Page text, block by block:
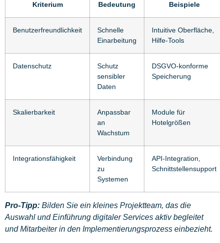
Kriterium Bedeutung Beispiele
Benutzerfreundlichkeit
Schnelle
Einarbeitung
Intuitive Oberfläche,
Hilfe-Tools
Datenschutz
Schutz
sensibler
Daten
DSGVO-konforme
Speicherung
Skalierbarkeit
Anpassbar
an
Wachstum
Module für
Hotelgrößen
Integrationsfähigkeit
Verbindung
zu
Systemen
API-Integration,
Schnittstellensupport
Pro-Tipp: Bilden Sie ein kleines Projektteam, das die
Auswahl und Einführung digitaler Services aktiv begleitet
und Mitarbeiter in den Implementierungsprozess einbezieht.